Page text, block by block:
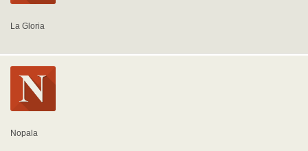
La Gloria
Nopala